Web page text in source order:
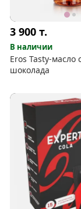
3 900т.
В наличии
Eros Tasty-масло
шоколада